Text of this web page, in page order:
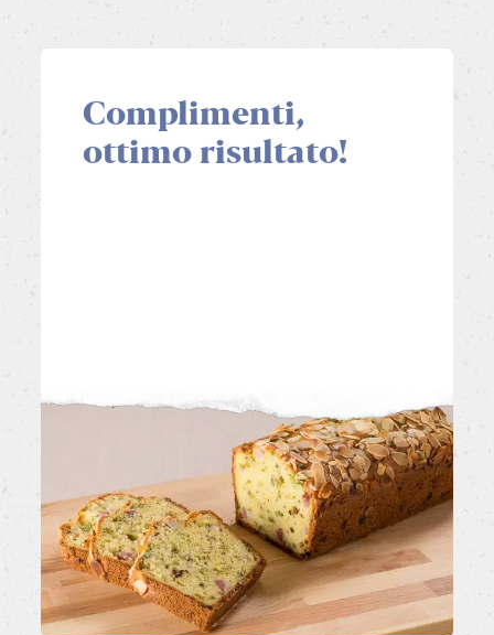
Complimenti,
ottimo risultato!